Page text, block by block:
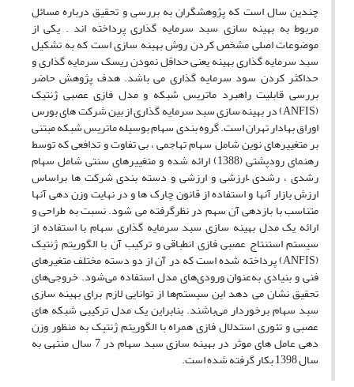
چندین سال است که پژوهشگران به بررسی و تحقیق درباره مسائل
مربوط به بهینه سازی سبد سرمایه گذاری پرداخته اند . یکی از
موضوعات اصلی مشخص کردن روش بهینه سازی است که به تشکیل
سبد سرمایه گذاری بهینه یعنی حداقل نمودن ریسک سرمایه گذاری و
حداکثر کردن سود سرمایه گذاری می باشد. هدف پژوهش حاضر
بررسی قابلیت راهبرد ماتریس شبکه و مدل فازی عصبی ژنتیک
(ANFIS) در بهینه سازی سبد سرمایه گذاری از بین شرکت های بورس
اوراق بهادار تهران است. گروه بندی سهام بوسیله ماتریس شبکه مبتنی
بر متغییرهای نوین شامل سهام تهاجمی ، بی تفاوت و تدافعی که توسط
رهنمای رودپشتی (1388) ارائه شده و متغییرهای سنتی شامل سهام
رشدی ، رشدی –ارزشی و ارزشی و دسته بندی شرکت ها براساس
ارزش بازار آنها و استفاده از قانون چارک ها و در نهایت وزن دهی آنها
متناسب با بازدهی آن سهم در نظرگرفته می شود. نسبت به طراحی و
ارائه یک مدل بهینه سازی سبد سرمایه گذاری سهام با استفاده از
سیستم استنتاج عصبی فازی انطباقی و ترکیب آن با الگوریتم ژنتیک
(ANFIS) پرداخته شده است که در آن از دو دسته مختلف متغیرهای
فنی و بنیادی به‌عنوان ورودی‌های مدل استفاده می‌شود. خروجی‌های
تحقیق نشان می دهد این سیستم‌ها از توانایی لازم برای بهینه سازی
سبد سهام برخوردار می‌باشند. بنابراین یک مدل ترکیبی شبکه های
عصبی و تئوری استدلال فازی همراه با الگوریتم ژنتیک به منظور وزن
دهی عامل های موثر در بهینه سازی سبد سهام در 7 سال منتهی به
سال 1398 بکار گرفته شده است.